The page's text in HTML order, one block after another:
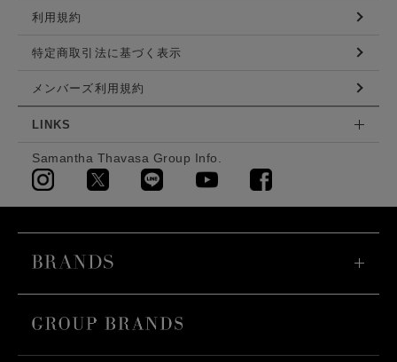
利用規約
特定商取引法に基づく表示
メンバーズ利用規約
LINKS
Samantha Thavasa Group Info.